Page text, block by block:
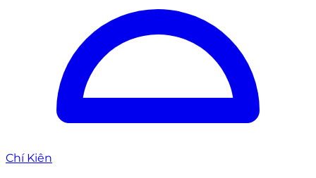
Chí Kiên